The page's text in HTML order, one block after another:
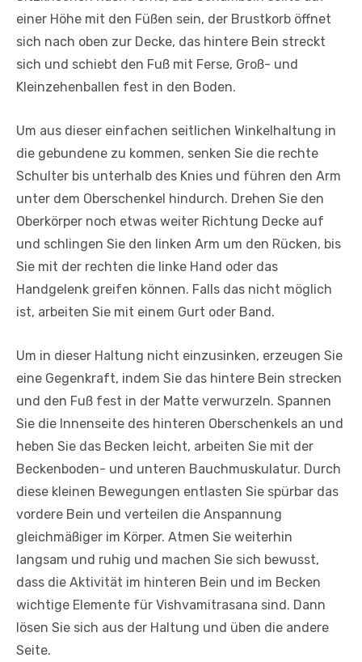
einer Höhe mit den Füßen sein, der Brustkorb öffnet
sich nach oben zur Decke, das hintere Bein streckt
sich und schiebt den Fuß mit Ferse, Groß- und
Kleinzehenballen fest in den Boden.
Um aus dieser einfachen seitlichen Winkelhaltung in
die gebundene zu kommen, senken Sie die rechte
Schulter bis unterhalb des Knies und führen den Arm
unter dem Oberschenkel hindurch. Drehen Sie den
Oberkörper noch etwas weiter Richtung Decke auf
und schlingen Sie den linken Arm um den Rücken, bis
Sie mit der rechten die linke Hand oder das
Handgelenk greifen können. Falls das nicht möglich
ist, arbeiten Sie mit einem Gurt oder Band.
Um in dieser Haltung nicht einzusinken, erzeugen Sie
eine Gegenkraft, indem Sie das hintere Bein strecken
und den Fuß fest in der Matte verwurzeln. Spannen
Sie die Innenseite des hinteren Oberschenkels an und
heben Sie das Becken leicht, arbeiten Sie mit der
Beckenboden- und unteren Bauchmuskulatur. Durch
diese kleinen Bewegungen entlasten Sie spürbar das
vordere Bein und verteilen die Anspannung
gleichmäßiger im Körper. Atmen Sie weiterhin
langsam und ruhig und machen Sie sich bewusst,
dass die Aktivität im hinteren Bein und im Becken
wichtige Elemente für Vishvamitrasana sind. Dann
lösen Sie sich aus der Haltung und üben die andere
Seite.